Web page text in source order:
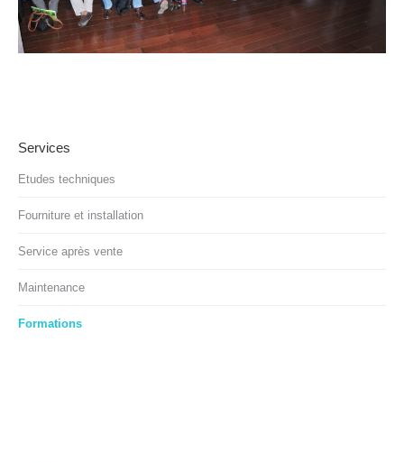
Services
Etudes techniques
Fourniture et installation
Service après vente
Maintenance
Formations